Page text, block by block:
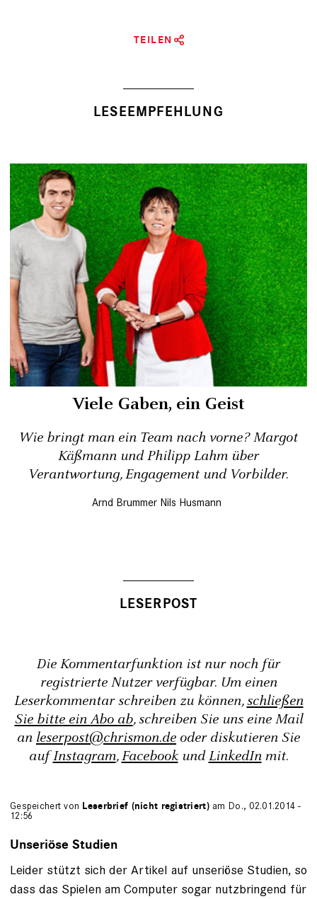
TEILEN
LESEEMPFEHLUNG
Viele Gaben, ein Geist
Wie bringt man ein Team nach vorne? Margot
Käßmann und Philipp Lahm über
Verantwortung, Engagement und Vorbilder.
Arnd Brummer Nils Husmann
Die Kommentarfunktion ist nur noch für
registrierte Nutzer verfügbar. Um einen
Leserkommentar schreiben zu können,schließen
Sie bitte ein Abo ab, schreiben Sie uns eine Mail
anleserpost@chrismon.de oder diskutieren Sie
aufInstagram,FacebookundLinkedInmit.
Gespeichert von Leserbrief (nicht registriert)am Do., 02.01.2014 -
12:56
Unseriöse Studien
Leider stützt sich der Artikel auf unseriöse Studien, so
dass das Spielen am Computer sogar nutzbringend für